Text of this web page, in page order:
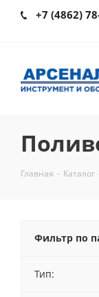
+7 (4862)
Главная - Каталог
Фильтр по
Тип: